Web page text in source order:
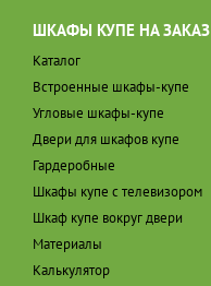
ШКАФЫ КУПЕ НА ЗАКАЗ
Каталог
Встроенные шкафы-купе
Угловые шкафы-купе
Двери для шкафов купе
Гардеробные
Шкафы купе с телевизором
Шкаф купе вокруг двери
Материалы
Калькулятор